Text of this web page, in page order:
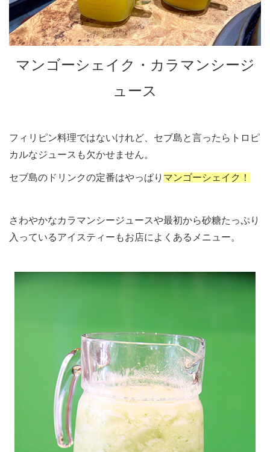
マンゴーシェイク・カラマンシージ
ュース
フィリピン料理ではないけれど、セブ島と言ったらトロピ
カルなジュースも欠かせません。
セブ島のドリンクの定番はやっぱり マンゴーシェイク！
さわやかなカラマンシージュースや最初から砂糖たっぷり
入っているアイスティーもお店によくあるメニュー。